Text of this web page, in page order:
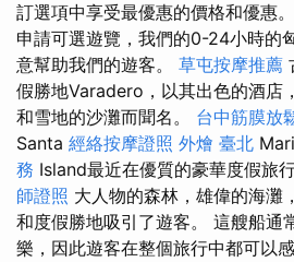
訂選項中享受最優惠的價格和優惠
申請可選遊覽，我們的0-24小時的
意幫助我們的遊客。 草屯按摩推薦
假勝地Varadero，以其出色的酒店
和雪地的沙灘而聞名。 台中筋膜放
Santa 經絡按摩證照 外燴 臺北
務 Island最近在優質的豪華度假旅
師證照 大人物的森林，雄偉的海灘
和度假勝地吸引了遊客。 這艘船通
樂，因此遊客在整個旅行中都可以